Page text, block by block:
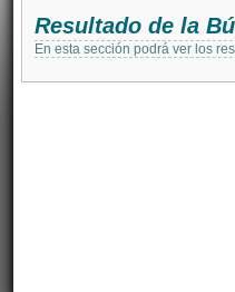
Resultado de la
En esta sección podrá ver los